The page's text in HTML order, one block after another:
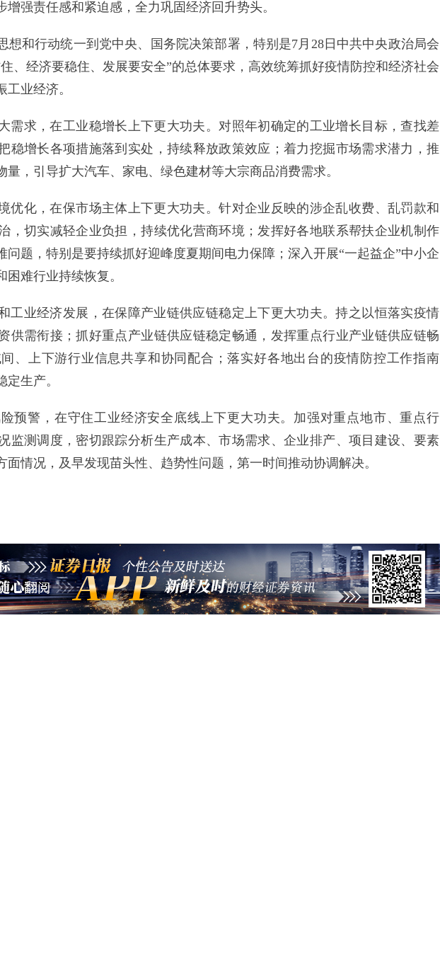
强责任感和紧迫感，全力巩固经济回升势头。
和行动统一到党中央、国务院决策部署，特别是7月28日中共中央政治局会
、经济要稳住、发展要安全”的总体要求，高效统筹抓好疫情防控和经济社会
业经济。
求，在工业稳增长上下更大功夫。对照年初确定的工业增长目标，查找差
稳增长各项措施落到实处，持续释放政策效应；着力挖掘市场需求潜力，推
，引导扩大汽车、家电、绿色建材等大宗商品消费需求。
化，在保市场主体上下更大功夫。针对企业反映的涉企乱收费、乱罚款和
，切实减轻企业负担，持续优化营商环境；发挥好各地联系帮扶企业机制作
问题，特别是要持续抓好迎峰度夏期间电力保障；深入开展“一起益企”中小企
难行业持续恢复。
业经济发展，在保障产业链供应链稳定上下更大功夫。持之以恒落实疫情
供需衔接；抓好重点产业链供应链稳定畅通，发挥重点行业产业链供应链畅
、上下游行业信息共享和协同配合；落实好各地出台的疫情防控工作指南
定生产。
警，在守住工业经济安全底线上下更大功夫。加强对重点地市、重点行
监测调度，密切跟踪分析生产成本、市场需求、企业排产、项目建设、要素
情况，及早发现苗头性、趋势性问题，第一时间推动协调解决。